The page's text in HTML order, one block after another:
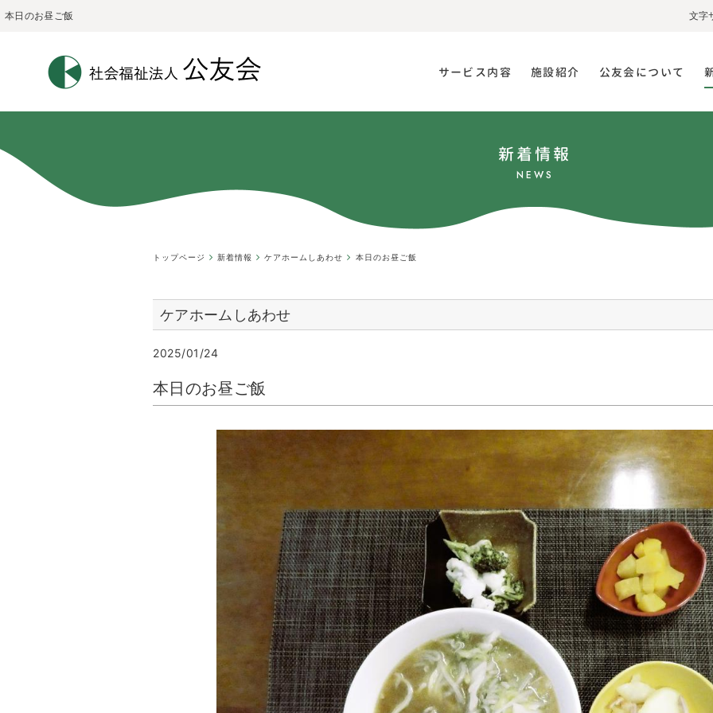
本日のお昼ご飯 文字
サービス内容 施設紹介 公友会について
新着情報
NEWS
トップページ 新着情報 ケアホームしあわせ 本日のお昼ご飯
ケアホームしあわせ
2025/01/24
本日のお昼ご飯